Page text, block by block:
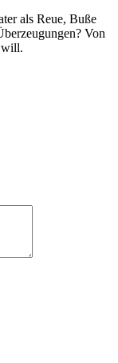
als Reue, Buße
Von
will.